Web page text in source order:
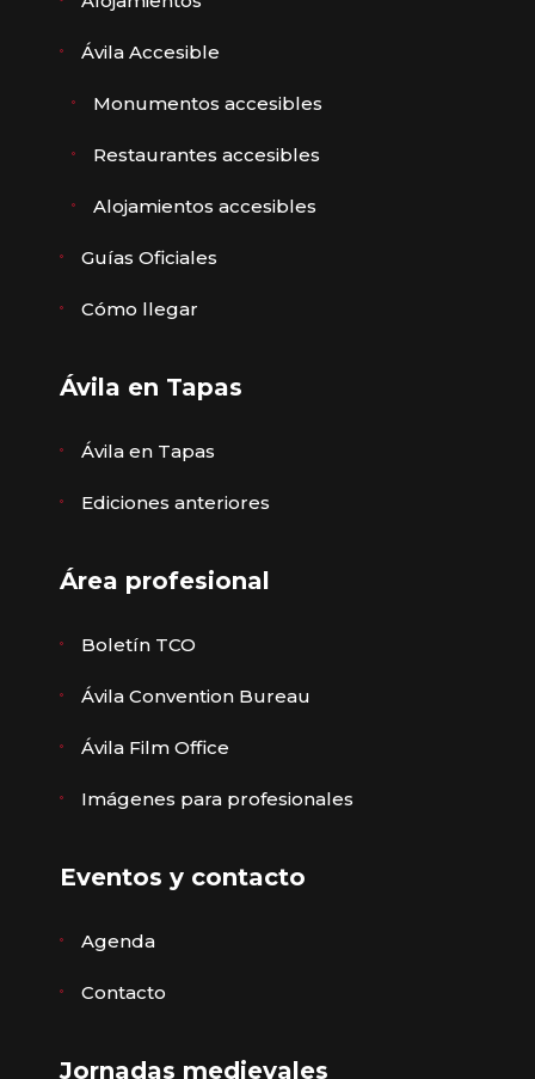
Ávila Accesible
Monumentos accesibles
Restaurantes accesibles
Alojamientos accesibles
Guías Oficiales
Cómo llegar
Ávila en Tapas
Ávila en Tapas
Ediciones anteriores
Área profesional
Boletín TCO
Ávila Convention Bureau
Ávila Film Office
Imágenes para profesionales
Eventos y contacto
Agenda
Contacto
Jornadas medievales